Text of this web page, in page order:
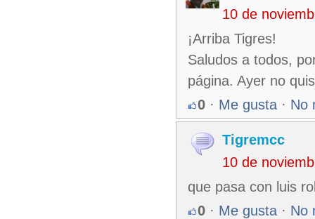
10 de
¡Arriba Tigres!
Saludos a todos,
página. Ayer no
0 · Me gusta · No
Tigremcc
10 de
que pasa con luis
0 · Me gusta · No